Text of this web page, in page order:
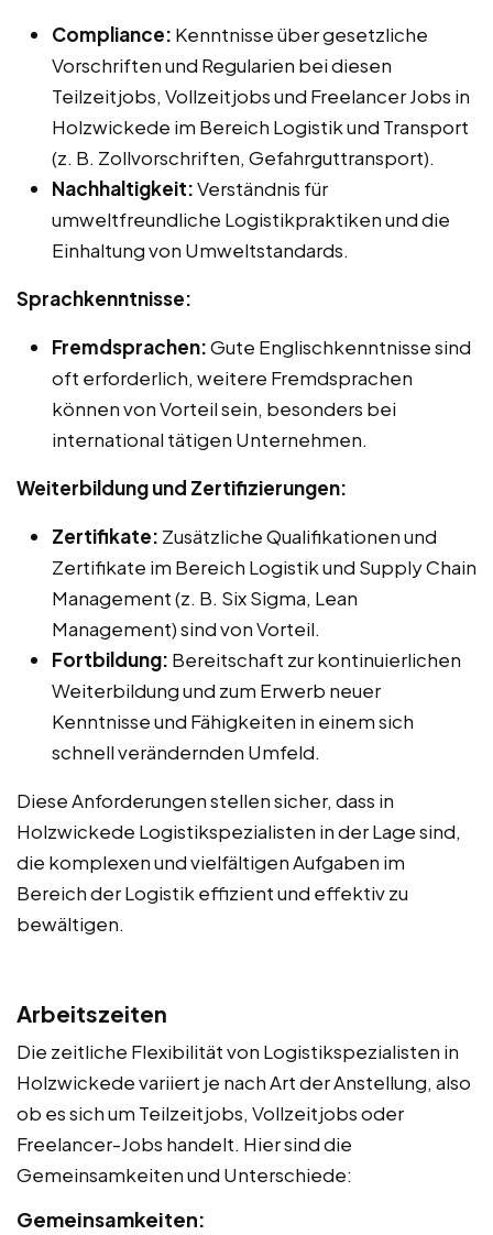
Compliance: Kenntnisse über gesetzliche
Vorschriften und Regularien bei diesen
Teilzeitjobs, Vollzeitjobs und Freelancer Jobs in
Holzwickede im Bereich Logistik und Transport
(z. B. Zollvorschriften, Gefahrguttransport).
Nachhaltigkeit:Verständnis für
umweltfreundliche Logistikpraktiken und die
Einhaltung von Umweltstandards.
Sprachkenntnisse:
Fremdsprachen:Gute Englischkenntnisse sind
oft erforderlich, weitere Fremdsprachen
können von Vorteil sein, besonders bei
international tätigen Unternehmen.
Weiterbildung und Zertifizierungen:
Zertifikate: Zusätzliche Qualifikationen und
Zertifikate im Bereich Logistik und Supply Chain
Management (z. B. Six Sigma, Lean
Management) sind von Vorteil.
Fortbildung: Bereitschaft zur kontinuierlichen
Weiterbildung und zum Erwerb neuer
Kenntnisse und Fähigkeiten in einem sich
schnell verändernden Umfeld.
Diese Anforderungen stellen sicher, dass in
Holzwickede Logistikspezialisten in der Lage sind,
die komplexen und vielfältigen Aufgaben im
Bereich der Logistik effizient und effektiv zu
bewältigen.
Arbeitszeiten
Die zeitliche Flexibilität von Logistikspezialisten in
Holzwickede variiert je nach Art der Anstellung, also
ob es sich um Teilzeitjobs, Vollzeitjobs oder
Freelancer-Jobs handelt. Hier sind die
Gemeinsamkeiten und Unterschiede:
Gemeinsamkeiten: